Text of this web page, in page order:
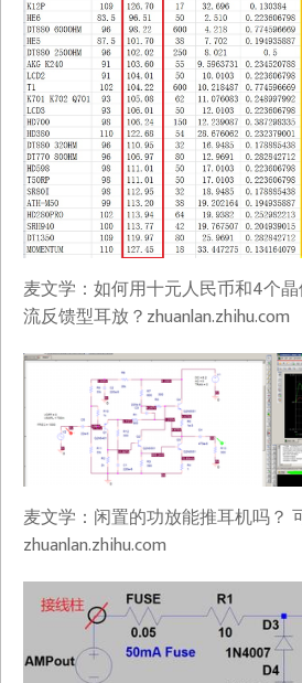
麦文学：如何用十元人民币和4个
流反馈型耳放？​zhuanlan.zhihu.com
麦文学：闲置的功放能推耳机吗？
zhuanlan.zhihu.com